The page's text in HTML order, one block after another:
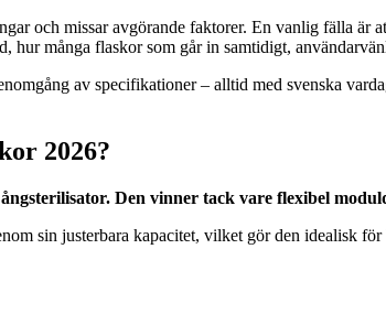
och missar avgörande faktorer. En vanlig fälla
hur många flaskor som går in samtidigt,
av specifikationer – alltid med svenska
2026?
Den vinner tack vare flexibel
sin justerbara kapacitet, vilket gör den idealisk